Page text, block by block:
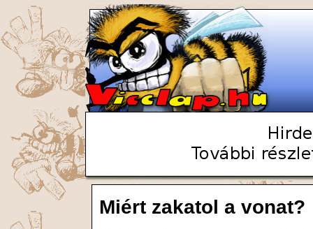
Miért zakatol a vonat?